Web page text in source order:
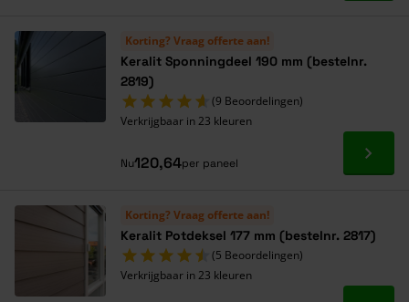
Korting? Vraag offerte aan!
Keralit Sponningdeel 190 mm (bestelnr.
2819)
(9 Beoordelingen)
Verkrijgbaar in 23 kleuren
Nu120,64per paneel Ga
Korting? Vraag offerte aan!
Keralit Potdeksel 177 mm (bestelnr. 2817)
(5 Beoordelingen)
Verkrijgbaar in 23 kleuren